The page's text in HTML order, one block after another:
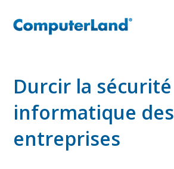
Durcir la sécurité
informatique des
entreprises